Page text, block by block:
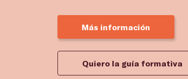
Más información
Quiero la guía formativa